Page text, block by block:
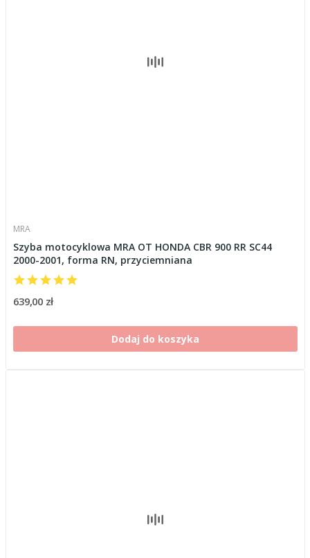
MRA
Szyba motocyklowa MRA OT HONDA CBR 900 RR SC44
2000-2001, forma RN, przyciemniana
639,00 zł
Dodaj do koszyka